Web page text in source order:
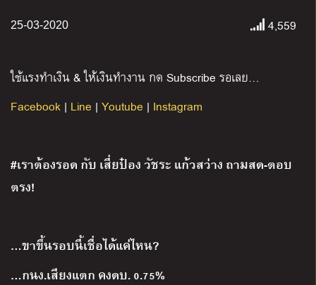
25-03-2020 4,559
ใช้แรงทำเงิน & ให้เงินทำงาน กด Subscribe รอเลย…
Facebook | Line | Youtube | Instagram
#เราต้องรอด กับ เสี่ยป๋อง วัชระ แก้วสว่าง ถามสด-ตอบ
ตรง!
…ขาขึ้นรอบนี้เชื่อได้แค่ไหน?
…กนง.เสียงแตก คงดบ. 0.75%